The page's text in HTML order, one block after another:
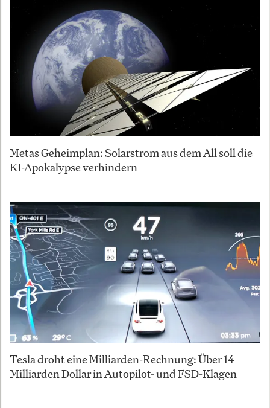
Metas Geheimplan: Solarstrom aus dem All soll die
KI-Apokalypse verhindern
Tesla droht eine Milliarden-Rechnung: Über 14
Milliarden Dollar in Autopilot- und FSD-Klagen